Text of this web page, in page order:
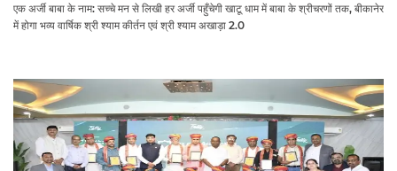
एक अर्जी बाबा के नाम: सच्चे मन से लिखी हर अर्जी पहुँचेगी खाटू धाम में बाबा के श्रीचरणों तक, बीकानेर
में होगा भव्य वार्षिक श्री श्याम कीर्तन एवं श्री श्याम अखाड़ा 2.0